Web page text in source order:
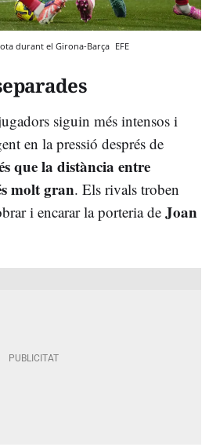
durant el Girona-Barça EFE
siguin més intensos i
en la pressió després de
que la distància entre
molt gran. Els rivals troben
i encarar la porteria de Joan